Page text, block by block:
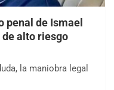
penal de Ismael
de alto riesgo
la maniobra legal